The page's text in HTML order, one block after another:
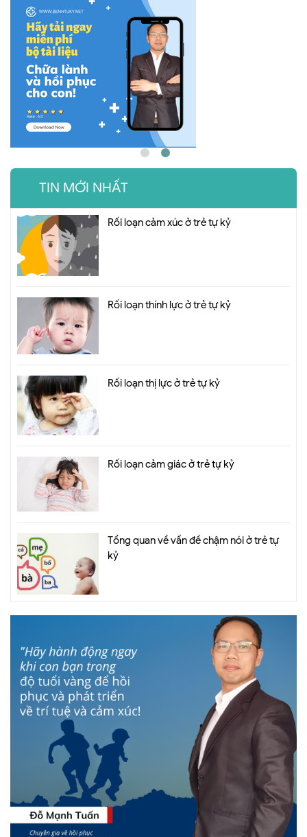
TIN MỚI NHẤT
Rối loạn cảm xúc ở trẻ tự kỷ
Rối loạn thính lực ở trẻ tự kỷ
Rối loạn thị lực ở trẻ tự kỷ
Rối loạn cảm giác ở trẻ tự kỷ
Tổng quan về vấn đề chậm nói ở trẻ tự
kỷ